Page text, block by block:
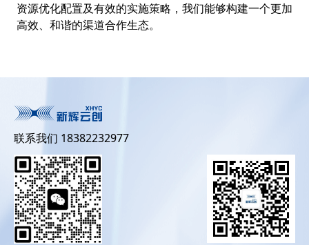
资源优化配置及有效的实施策略，我们能够构建一个更加
高效、和谐的渠道合作生态。
联系我们 18382232977